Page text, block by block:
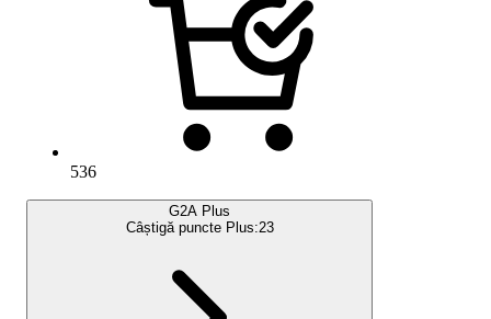
536
G2A Plus
Câștigă puncte Plus:23